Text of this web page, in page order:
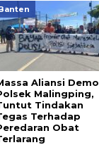
Aliansi Demo
Malingping,
Tindakan
Terhadap
Obat